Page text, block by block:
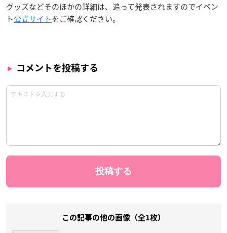
グッズなどそのほかの詳細は、追って発表されますのでイベン
ト公式サイトをご確認ください。
コメントを投稿する
この記事の他の画像（全1枚）